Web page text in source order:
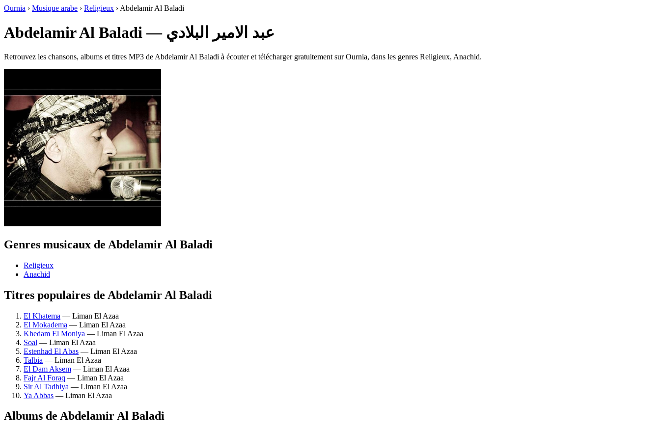
Ournia › Musique arabe › Religieux › Abdelamir Al Baladi
Abdelamir Al Baladi — عبد الامير البلادي
Retrouvez les chansons, albums et titres MP3 de Abdelamir Al Baladi à écouter et télécharger gratuitement sur Ournia, dans les genres Religieux, Anachid.
Genres musicaux de Abdelamir Al Baladi
Religieux
Anachid
Titres populaires de Abdelamir Al Baladi
El Khatema — Liman El Azaa
El Mokadema — Liman El Azaa
Khedam El Moniya — Liman El Azaa
Soal — Liman El Azaa
Estenhad El Abas — Liman El Azaa
Talbia — Liman El Azaa
El Dam Aksem — Liman El Azaa
Fajr Al Foraq — Liman El Azaa
Sir Al Tadhiya — Liman El Azaa
Ya Abbas — Liman El Azaa
Albums de Abdelamir Al Baladi